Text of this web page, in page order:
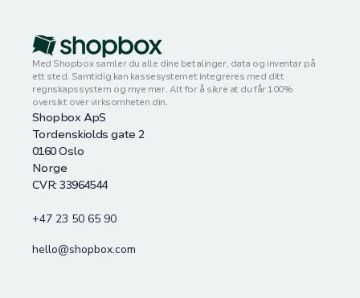
Med Shopbox samler du alle dine betalinger, data og inventar på
ett sted. Samtidig kan kassesystemet integreres med ditt
regnskapssystem og mye mer. Alt for å sikre at du får 100%
oversikt over virksomheten din.
Shopbox ApS
Tordenskiolds gate 2
0160 Oslo
Norge
CVR: 33964544
+47 23 50 65 90
hello@shopbox.com